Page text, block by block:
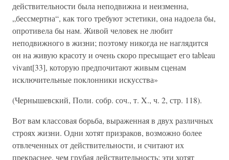
действительности была неподвижна и неизменна,
„бессмертна“, как того требуют эстетики, она надоела бы,
опротивела бы нам. Живой человек не любит
неподвижного в жизни; поэтому никогда не наглядится
он на живую красоту и очень скоро пресыщает его tableau
vivant[33], которую предпочитают живым сценам
исключительные поклонники искусства»
(Чернышевский, Поли. собр. соч., т. X., ч. 2, стр. 118).
Вот вам классовая борьба, выраженная в двух различных
строях жизни. Одни хотят призраков, возможно более
отвлеченных от действительности, и считают их
прекраснее, чем грубая действительность; эти хотят